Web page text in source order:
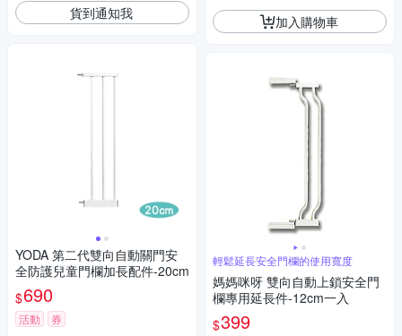
貨到通知我
YODA 第二代雙向自動關門安
全防護兒童門欄加長配件-20cm
$690
活動 券
加入購物車
輕鬆延長安全門欄的使用寬度
媽媽咪呀 雙向自動上鎖安全門
欄專用延長件-12cm一入
$399